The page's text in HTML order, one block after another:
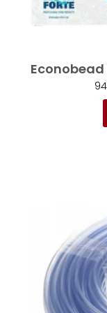
Econobead